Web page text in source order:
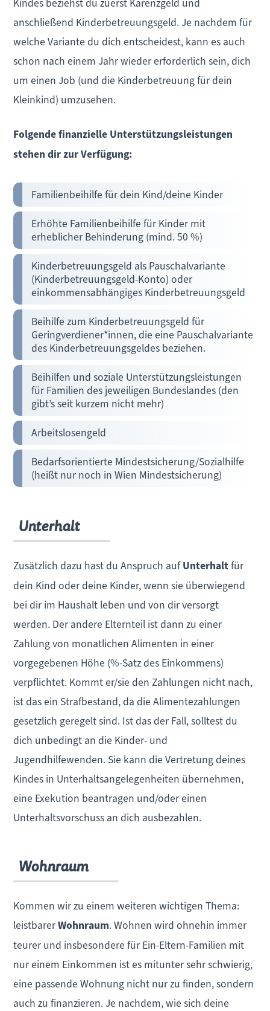
Kindes beziehst du zuerst Karenzgeld und
anschließend Kinderbetreuungsgeld. Je nachdem für
welche Variante du dich entscheidest, kann es auch
schon nach einem Jahr wieder erforderlich sein, dich
um einen Job (und die Kinderbetreuung für dein
Kleinkind) umzusehen.
Folgende finanzielle Unterstützungsleistungen
stehen dir zur Verfügung:
Familienbeihilfe für dein Kind/deine Kinder
Erhöhte Familienbeihilfe für Kinder mit
erheblicher Behinderung (mind. 50 %)
Kinderbetreuungsgeld als Pauschalvariante
(Kinderbetreuungsgeld-Konto) oder
einkommensabhängiges Kinderbetreuungsgeld
Beihilfe zum Kinderbetreuungsgeld für
Geringverdiener*innen, die eine Pauschalvariante
des Kinderbetreuungsgeldes beziehen.
Beihilfen und soziale Unterstützungsleistungen
für Familien des jeweiligen Bundeslandes (den
gibt’s seit kurzem nicht mehr)
Arbeitslosengeld
Bedarfsorientierte Mindestsicherung/Sozialhilfe
(heißt nur noch in Wien Mindestsicherung)
Unterhalt
Zusätzlich dazu hast du Anspruch aufUnterhaltfür
dein Kind oder deine Kinder, wenn sie überwiegend
bei dir im Haushalt leben und von dir versorgt
werden. Der andere Elternteil ist dann zu einer
Zahlung von monatlichen Alimenten in einer
vorgegebenen Höhe (%-Satz des Einkommens)
verpflichtet. Kommt er/sie den Zahlungen nicht nach,
ist das ein Strafbestand, da die Alimentezahlungen
gesetzlich geregelt sind. Ist das der Fall, solltest du
dich unbedingt an die Kinder- und
Jugendhilfewenden. Sie kann die Vertretung deines
Kindes in Unterhaltsangelegenheiten übernehmen,
eine Exekution beantragen und/oder einen
Unterhaltsvorschuss an dich ausbezahlen.
Wohnraum
Kommen wir zu einem weiteren wichtigen Thema:
leistbarerWohnraum. Wohnen wird ohnehin immer
teurer und insbesondere für Ein-Eltern-Familien mit
nur einem Einkommen ist es mitunter sehr schwierig,
eine passende Wohnung nicht nur zu finden, sondern
auch zu finanzieren. Je nachdem, wie sich deine